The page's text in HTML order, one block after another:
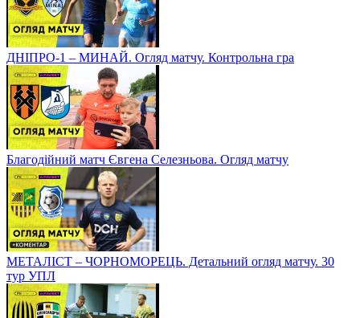
ДНІПРО-1 – МИНАЙ. Огляд матчу. Контрольна гра
Благодійний матч Євгена Селезньова. Огляд матчу
МЕТАЛІСТ – ЧОРНОМОРЕЦЬ. Детальний огляд матчу. 30
тур УПЛ